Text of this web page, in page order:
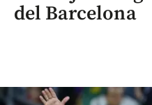
del Barcelona